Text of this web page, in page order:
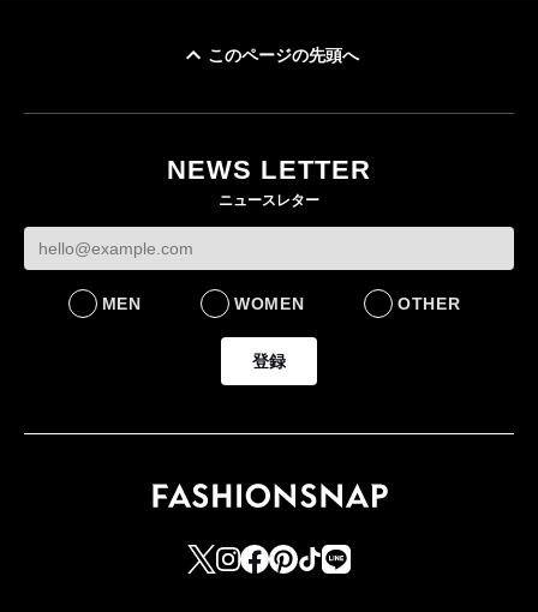
ケットなど7型を発売
FASHION
をラインナップ
LIFESTYLE
このページの先頭へ
NEWS LETTER
ニュースレター
MEN WOMEN OTHER
登録